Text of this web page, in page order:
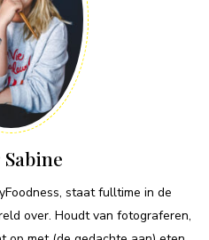
staat fulltime in de
over. Houdt van fotograferen,